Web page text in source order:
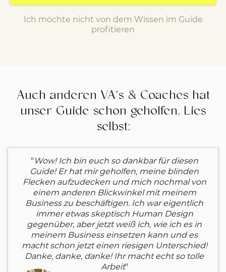
Ich möchte nicht von dem Wissen im Guide
profitieren
Auch anderen VA's & Coaches hat
unser Guide schon geholfen. Lies
selbst:
" Wow! Ich bin euch so dankbar für diesen
Guide! Er hat mir geholfen, meine blinden
Flecken aufzudecken und mich nochmal von
einem anderen Blickwinkel mit meinem
Business zu beschäftigen. Ich war eigentlich
immer etwas skeptisch Human Design
gegenüber, aber jetzt weiß ich, wie ich es in
meinem Business einsetzen kann und es
macht schon jetzt einen riesigen Unterschied!
Danke, danke, danke! Ihr macht echt so tolle
Arbeit"